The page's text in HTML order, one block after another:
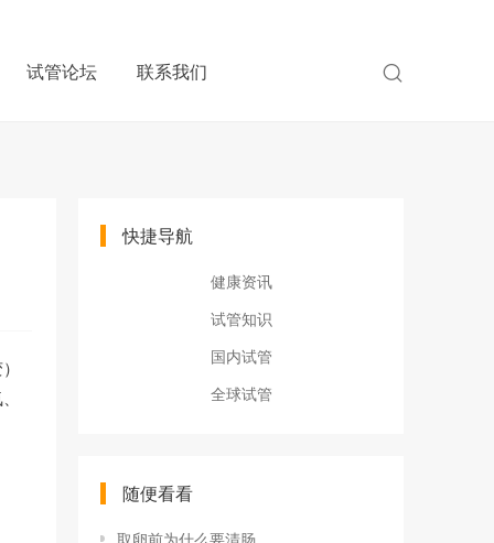
试管论坛 联系我们
快捷导航
健康资讯
试管知识
国内试管
全球试管
随便看看
取卵前为什么要清肠